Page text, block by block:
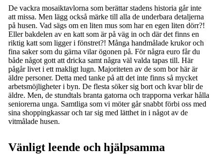
De vackra mosaiktavlorna som berättar stadens historia går inte
att missa. Men lägg också märke till alla de underbara detaljerna
på husen. Vad sägs om en liten mus som har en egen liten dörr?!
Eller bakdelen av en katt som är på väg in och där det finns en
riktig katt som ligger i fönstret?! Många handmålade krukor och
fina saker som du gärna vilar ögonen på. För några euro får du
både något gott att dricka samt några väl valda tapas till. Här
pågår livet i ett makligt lugn. Majoriteten av de som bor här är
äldre personer. Detta med tanke på att det inte finns så mycket
arbetsmöjligheter i byn. De flesta söker sig bort och kvar blir de
äldre. Men, de stundtals branta gatorna och trapporna verkar hålla
seniorerna unga. Samtliga som vi möter går snabbt förbi oss med
sina shoppingkassar och tar sig med lätthet in i något av de
vitmålade husen.
Vänligt leende och hjälpsamma